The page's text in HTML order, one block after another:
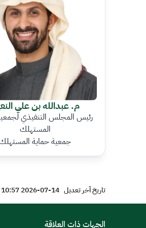
م. عبدالله بن علي
رئيس المجلس التنفيذي
المستهلك
جمعية حماية
تاريخ آخر تعديل 14-07-2026 10:57 ص
الجهات ذات العلاقة